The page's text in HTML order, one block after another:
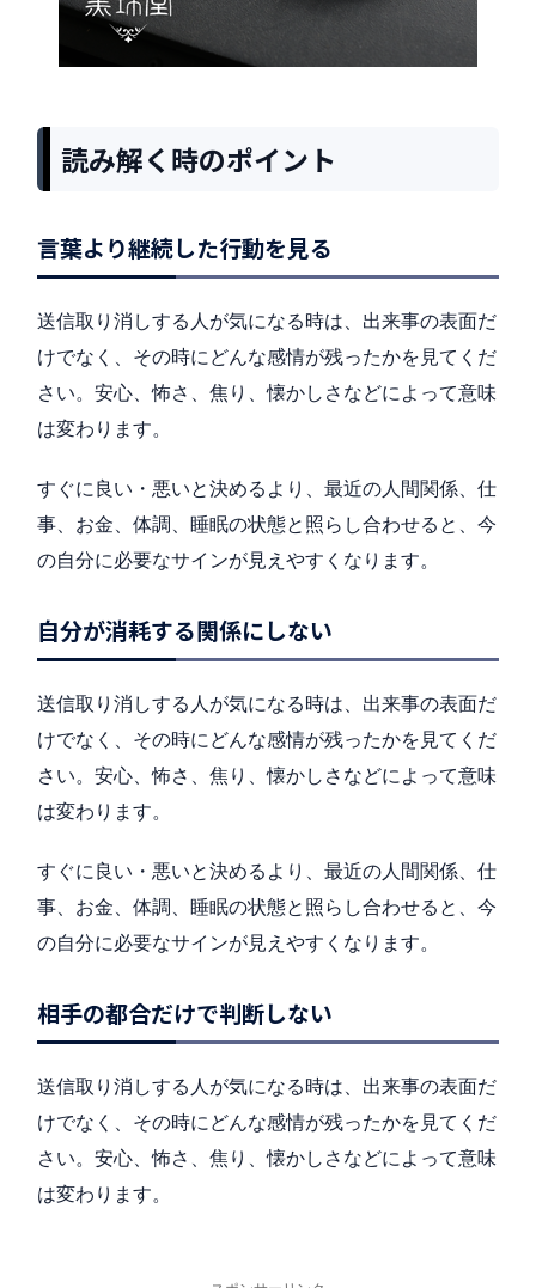
読み解く時のポイント
言葉より継続した行動を見る
送信取り消しする人が気になる時は、出来事の表面だ
けでなく、その時にどんな感情が残ったかを見てくだ
さい。安心、怖さ、焦り、懐かしさなどによって意味
は変わります。
すぐに良い・悪いと決めるより、最近の人間関係、仕
事、お金、体調、睡眠の状態と照らし合わせると、今
の自分に必要なサインが見えやすくなります。
自分が消耗する関係にしない
送信取り消しする人が気になる時は、出来事の表面だ
けでなく、その時にどんな感情が残ったかを見てくだ
さい。安心、怖さ、焦り、懐かしさなどによって意味
は変わります。
すぐに良い・悪いと決めるより、最近の人間関係、仕
事、お金、体調、睡眠の状態と照らし合わせると、今
の自分に必要なサインが見えやすくなります。
相手の都合だけで判断しない
送信取り消しする人が気になる時は、出来事の表面だ
けでなく、その時にどんな感情が残ったかを見てくだ
さい。安心、怖さ、焦り、懐かしさなどによって意味
は変わります。